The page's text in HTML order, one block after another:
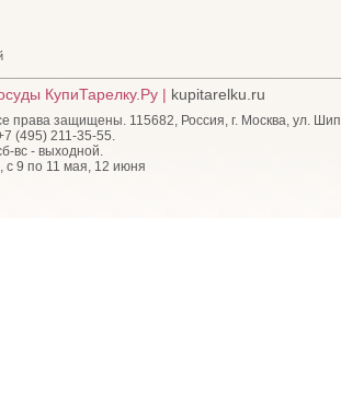
КупиТарелку.Ру | kupitarelku.ru
права защищены. 115682, Россия, г. Москва, ул.
(495) 211-35-55.
вс - выходной.
с 9 по 11 мая, 12 июня